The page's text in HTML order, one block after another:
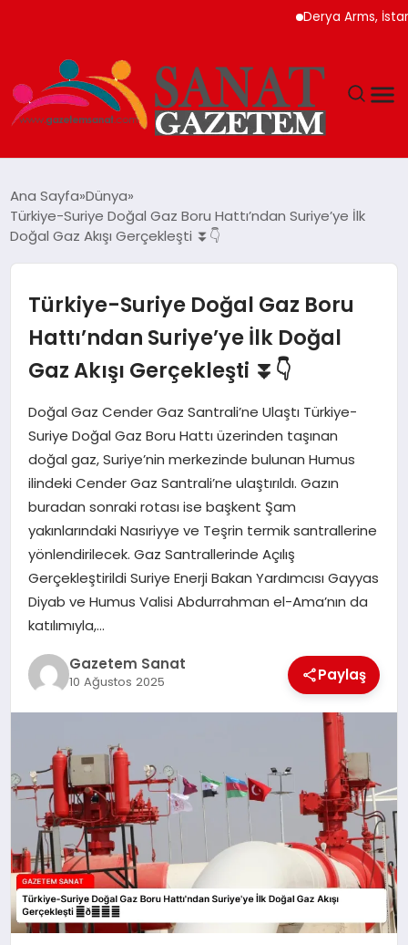
Derya Arms,
TEKNOLOJI
YAŞAM
EKONOMI
SAĞLIK
DÜNYA
EĞITIM
Ana Sayfa Dünya
Türkiye-Suriye Doğal Gaz Boru Hattı’ndan Suriye’ye İlk
Doğal Gaz Akışı Gerçekleşti ⏬👇
Türkiye-Suriye Doğal Gaz Boru
Hattı’ndan Suriye’ye İlk Doğal
Gaz Akışı Gerçekleşti ⏬👇
Doğal Gaz Cender Gaz Santrali’ne Ulaştı Türkiye-
Suriye Doğal Gaz Boru Hattı üzerinden taşınan
doğal gaz, Suriye’nin merkezinde bulunan Humus
ilindeki Cender Gaz Santrali’ne ulaştırıldı. Gazın
buradan sonraki rotası ise başkent Şam
yakınlarındaki Nasıriyye ve Teşrin termik santrallerine
yönlendirilecek. Gaz Santrallerinde Açılış
Gerçekleştirildi Suriye Enerji Bakan Yardımcısı Gayyas
Diyab ve Humus Valisi Abdurrahman el-Ama’nın da
katılımıyla,…
Gazetem Sanat
10 Ağustos 2025 Paylaş